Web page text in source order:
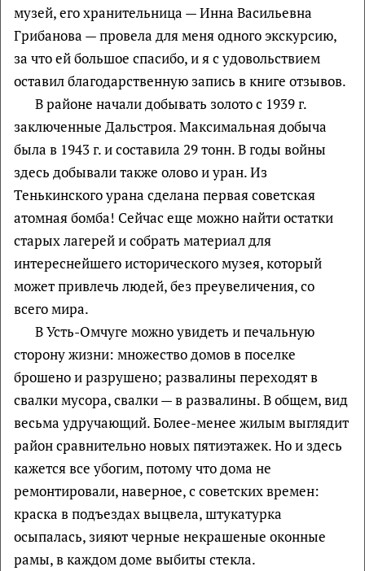
музей, его хранительница — Инна Васильевна
Грибанова — провела для меня одного экскурсию,
за что ей большое спасибо, и я с удовольствием
оставил благодарственную запись в книге отзывов.
В районе начали добывать золото с 1939 г.
заключенные Дальстроя. Максимальная добыча
была в 1943 г. и составила 29 тонн. В годы войны
здесь добывали также олово и уран. Из
Тенькинского урана сделана первая советская
атомная бомба! Сейчас еще можно найти остатки
старых лагерей и собрать материал для
интереснейшего исторического музея, который
может привлечь людей, без преувеличения, со
всего мира.
В Усть-Омчуге можно увидеть и печальную
сторону жизни: множество домов в поселке
брошено и разрушено; развалины переходят в
свалки мусора, свалки — в развалины. В общем, вид
весьма удручающий. Более-менее жилым выглядит
район сравнительно новых пятиэтажек. Но и здесь
кажется все убогим, потому что дома не
ремонтировали, наверное, с советских времен:
краска в подъездах выцвела, штукатурка
осыпалась, зияют черные некрашеные оконные
рамы, в каждом доме выбиты стекла.